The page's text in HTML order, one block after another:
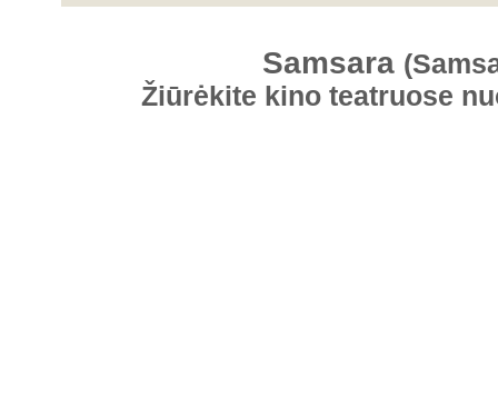
Samsara
Žiūrėkite kino teatruose